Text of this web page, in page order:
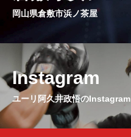
岡山県倉敷市浜ノ茶屋
Instagram
ユーリ阿久井政悟のInstagram